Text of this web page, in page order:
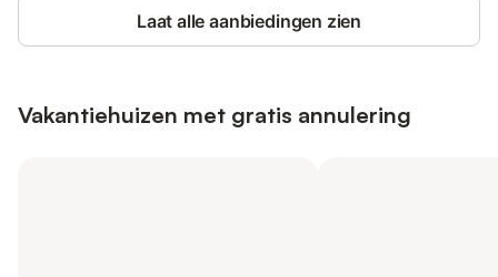
Laat alle aanbiedingen zien
Vakantiehuizen met gratis annulering